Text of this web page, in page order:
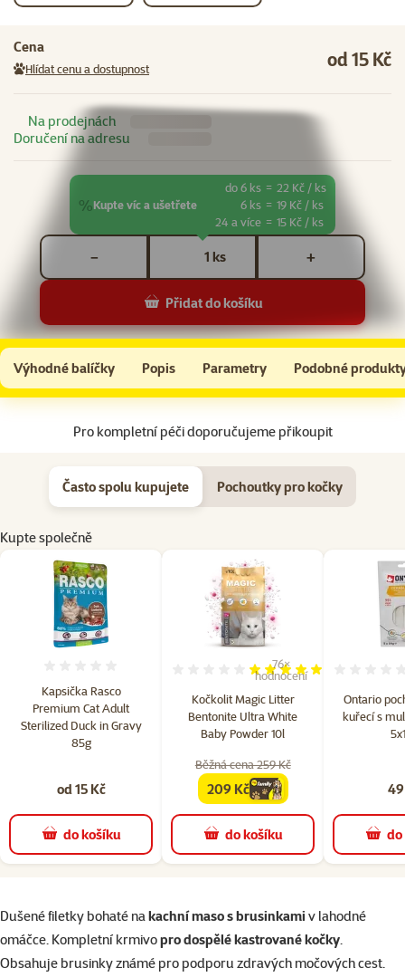
Cena
Hlídat cenu a dostupnost od 15 Kč
Na prodejnách
Doručení na adresu
ks
− +
%Kupte víc a ušetřete
do 6 ks = 22 Kč / ks
6 ks = 19 Kč / ks
24 a více = 15 Kč / ks
Přidat do košíku
Kapsička Rasco Premium Cat Adult Sterilized Duck in Gravy 85g
Do košíku
Výhodné balíčky Popis Parametry Podobné
Na začátek stránky
Pro kompletní péči doporučujeme přikoupit
Často spolu kupujete Pochoutky pro kočky
Kupte společně
Kapsička Rasco
Premium Cat Adult
Sterilized Duck in Gravy
85g
od 15 Kč
do košíku
Kočkolit Magic Litter
Bentonite Ultra White
Baby Powder 10l
Hodnocení 97%, počet
76×
hodnocení
Běžná cena 259 Kč
familycena
209 Kč
do košíku
Ontario
kuřecí s
superzoo.product.detail.content
Dušené filetky bohaté na kachní maso s brusinkami v lahodné
omáčce. Kompletní krmivopro dospělé kastrované kočky
Obsahuje brusinky známé pro podporu zdravých močových cest.